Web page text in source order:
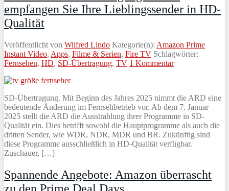
empfangen Sie Ihre Lieblingssender in HD-
Qualität
Veröffentlicht von Wilfred Lindo Kategorie(n): Amazon Prime
Instant Video, Apps, Filme & Serien, Fire TV Schlagwörter:
Fernsehen, HD, SD-Übertragung, TV 1 Kommentar
SD-Übertragung. Mit Beginn des Jahres 2025 nimmt die ARD eine
bedeutende Änderung im Fernsehbetrieb vor. Ab dem 7. Januar
2025 stellt die ARD die Ausstrahlung ihrer Programme in SD-
Qualität ein. Dies betrifft sowohl die Hauptprogramme als auch die
dritten Sender, wie WDR, NDR, MDR und BR. Zukünftig sind
diese Programme ausschließlich in HD-Qualität verfügbar.
Zuschauer, […]
Spannende Angebote: Amazon überrascht